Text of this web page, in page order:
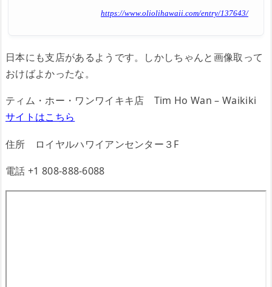
https://www.oliolihawaii.com/entry/137643/
日本にも支店があるようです。しかしちゃんと画像取って
おけばよかったな。
ティム・ホー・ワンワイキキ店 Tim Ho Wan – Waikiki
サイトはこちら
住所 ロイヤルハワイアンセンター３F
電話 +1 808-888-6088